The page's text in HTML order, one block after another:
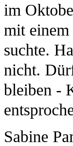
im
mit einem
suchte.
nicht.
bleiben -
Sabine